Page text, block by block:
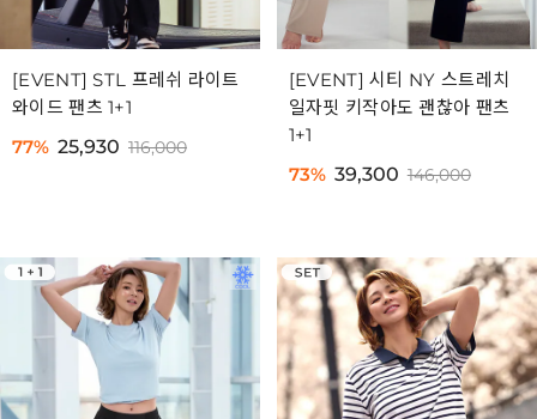
[EVENT] STL 프레쉬 라이트
와이드 팬츠 1+1
77% 25,930 116,000
[EVENT] 시티 NY 스트레치
일자핏 키작아도 괜찮아 팬츠
1+1
73% 39,300 146,000